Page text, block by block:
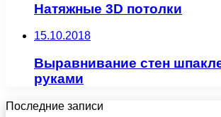
Натяжные 3D потолки
15.10.2018
Выравнивание стен
руками
Последние записи